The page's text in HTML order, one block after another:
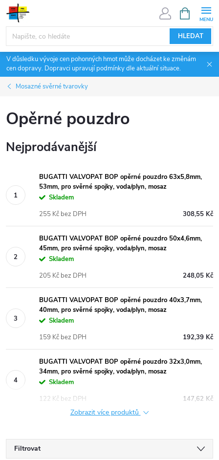
Přejít
obsah
HLEDAT
NÁKUPNÍ
KOŠÍK
V důsledku vývoje cen pohonných hmot může docházet ke změnám
cen dopravy. Dopravci upravují podmínky dle aktuální situace.
Mosazné svěrné tvarovky
Opěrné pouzdro
Nejprodávanější
BUGATTI VALVOPAT BOP opěrné pouzdro 63x5,8mm,
53mm, pro svěrné spojky, voda/plyn, mosaz
Skladem
308,55 Kč
255 Kč bez DPH
BUGATTI VALVOPAT BOP opěrné pouzdro 50x4,6mm,
45mm, pro svěrné spojky, voda/plyn, mosaz
Skladem
248,05 Kč
205 Kč bez DPH
BUGATTI VALVOPAT BOP opěrné pouzdro 40x3,7mm,
40mm, pro svěrné spojky, voda/plyn, mosaz
Skladem
192,39 Kč
159 Kč bez DPH
BUGATTI VALVOPAT BOP opěrné pouzdro 32x3,0mm,
34mm, pro svěrné spojky, voda/plyn, mosaz
Skladem
147,62 Kč
122 Kč bez DPH
Zobrazit více produktů
Filtrovat